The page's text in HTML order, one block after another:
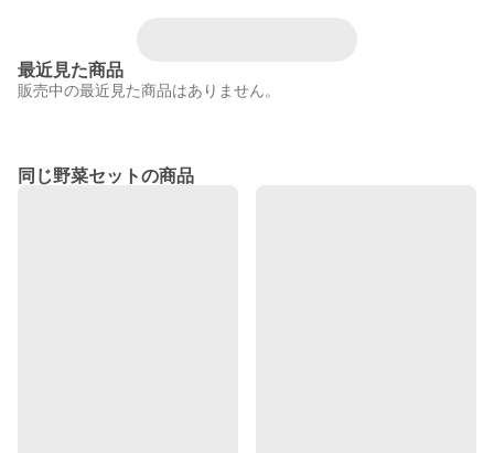
最近見た商品
販売中の最近見た商品はありません。
同じ野菜セットの商品